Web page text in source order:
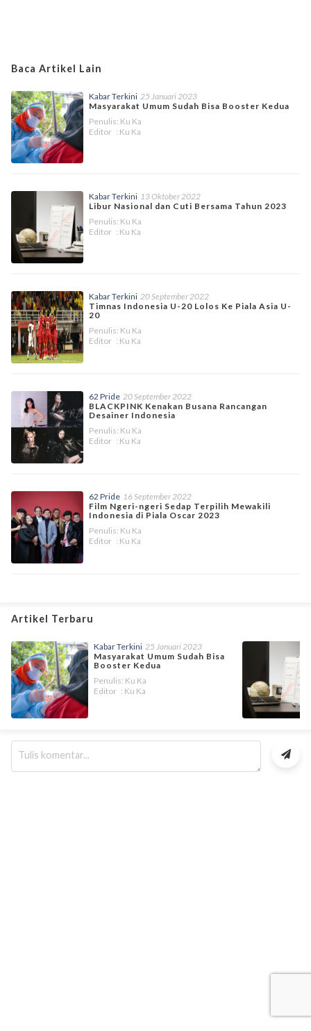
Baca Artikel Lain
Kabar Terkini 25 Januari 2023
Masyarakat Umum Sudah Bisa Booster Kedua
Penulis: Ku Ka
Editor : Ku Ka
Kabar Terkini 13 Oktober 2022
Libur Nasional dan Cuti Bersama Tahun 2023
Penulis: Ku Ka
Editor : Ku Ka
Kabar Terkini 20 September 2022
Timnas Indonesia U-20 Lolos Ke Piala Asia U-
20
Penulis: Ku Ka
Editor : Ku Ka
62 Pride 20 September 2022
BLACKPINK Kenakan Busana Rancangan
Desainer Indonesia
Penulis: Ku Ka
Editor : Ku Ka
62 Pride 16 September 2022
Film Ngeri-ngeri Sedap Terpilih Mewakili
Indonesia di Piala Oscar 2023
Penulis: Ku Ka
Editor : Ku Ka
Artikel Terbaru
Kabar Terkini 25 Januari 2023
Masyarakat Umum Sudah Bisa
Booster Kedua
Penulis: Ku Ka
Editor : Ku Ka